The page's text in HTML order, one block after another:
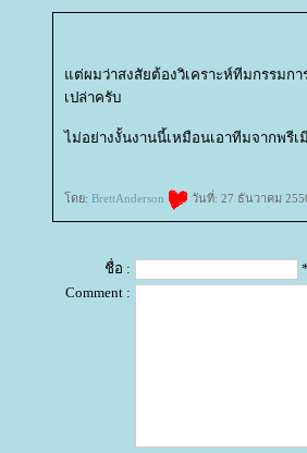
ต่ผมว่าสงสัยต้องวิเคราะห์ทีมกรรมกา
เปล่าครับ
ไม่อย่างงั้นงานนี้เหมือนเอาทีมจากพ
ดย: BrettAnderson วันที่: 27 ธันวาคม
ชื่อ :
Comment :